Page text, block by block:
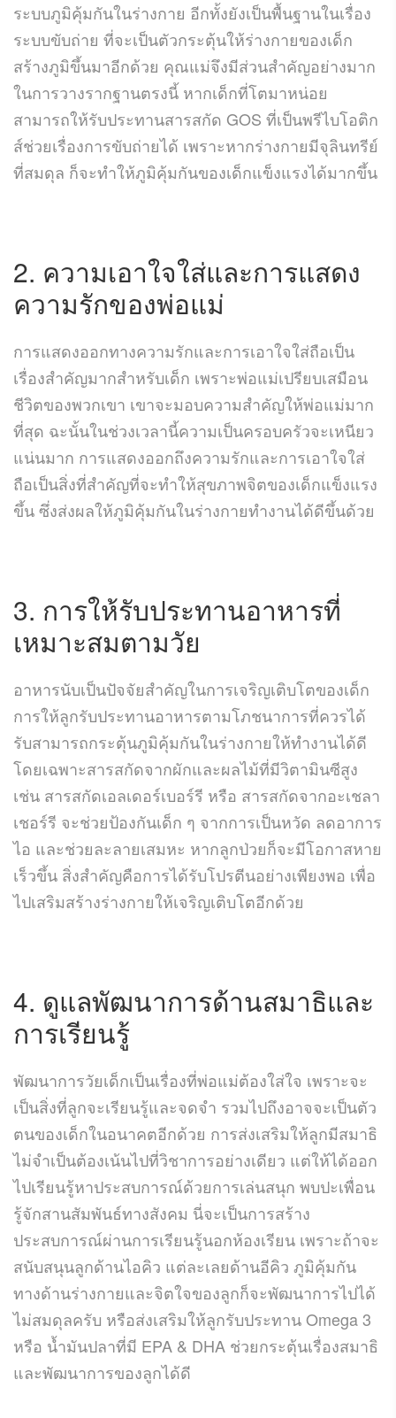
ระบบภูมิคุ้มกันในร่างกาย อีกทั้งยังเป็นพื้นฐานในเรื่อง
ระบบขับถ่าย ที่จะเป็นตัวกระตุ้นให้ร่างกายของเด็ก
สร้างภูมิขึ้นมาอีกด้วย คุณแม่จึงมีส่วนสำคัญอย่างมาก
ในการวางรากฐานตรงนี้ หากเด็กที่โตมาหน่อย
สามารถให้รับประทานสารสกัด GOS ที่เป็นพรีไบโอติก
ส์ช่วยเรื่องการขับถ่ายได้ เพราะหากร่างกายมีจุลินทรีย์
ที่สมดุล ก็จะทำให้ภูมิคุ้มกันของเด็กแข็งแรงได้มากขึ้น
2. ความเอาใจใส่และการแสดง
ความรักของพ่อแม่
การแสดงออกทางความรักและการเอาใจใส่ถือเป็น
เรื่องสำคัญมากสำหรับเด็ก เพราะพ่อแม่เปรียบเสมือน
ชีวิตของพวกเขา เขาจะมอบความสำคัญให้พ่อแม่มาก
ที่สุด ฉะนั้นในช่วงเวลานี้ความเป็นครอบครัวจะเหนียว
แน่นมาก การแสดงออกถึงความรักและการเอาใจใส่
ถือเป็นสิ่งที่สำคัญที่จะทำให้สุขภาพจิตของเด็กแข็งแรง
ขึ้น ซึ่งส่งผลให้ภูมิคุ้มกันในร่างกายทำงานได้ดีขึ้นด้วย
3. การให้รับประทานอาหารที่
เหมาะสมตามวัย
อาหารนับเป็นปัจจัยสำคัญในการเจริญเติบโตของเด็ก
การให้ลูกรับประทานอาหารตามโภชนาการที่ควรได้
รับสามารถกระตุ้นภูมิคุ้มกันในร่างกายให้ทำงานได้ดี
โดยเฉพาะสารสกัดจากผักและผลไม้ที่มีวิตามินซีสูง
เช่น สารสกัดเอลเดอร์เบอร์รี หรือ สารสกัดจากอะเชลา
เชอร์รี จะช่วยป้องกันเด็ก ๆ จากการเป็นหวัด ลดอาการ
ไอ และช่วยละลายเสมหะ หากลูกป่วยก็จะมีโอกาสหาย
เร็วขึ้น สิ่งสำคัญคือการได้รับโปรตีนอย่างเพียงพอ เพื่อ
ไปเสริมสร้างร่างกายให้เจริญเติบโตอีกด้วย
4. ดูแลพัฒนาการด้านสมาธิและ
การเรียนรู้
พัฒนาการวัยเด็กเป็นเรื่องที่พ่อแม่ต้องใส่ใจ เพราะจะ
เป็นสิ่งที่ลูกจะเรียนรู้และจดจำ รวมไปถึงอาจจะเป็นตัว
ตนของเด็กในอนาคตอีกด้วย การส่งเสริมให้ลูกมีสมาธิ
ไม่จำเป็นต้องเน้นไปที่วิชาการอย่างเดียว แต่ให้ได้ออก
ไปเรียนรู้หาประสบการณ์ด้วยการเล่นสนุก พบปะเพื่อน
รู้จักสานสัมพันธ์ทางสังคม นี่จะเป็นการสร้าง
ประสบการณ์ผ่านการเรียนรู้นอกห้องเรียน เพราะถ้าจะ
สนับสนุนลูกด้านไอคิว แต่ละเลยด้านอีคิว ภูมิคุ้มกัน
ทางด้านร่างกายและจิตใจของลูกก็จะพัฒนาการไปได้
ไม่สมดุลครับ หรือส่งเสริมให้ลูกรับประทาน Omega 3
หรือ น้ำมันปลาที่มี EPA & DHA ช่วยกระตุ้นเรื่องสมาธิ
และพัฒนาการของลูกได้ดี